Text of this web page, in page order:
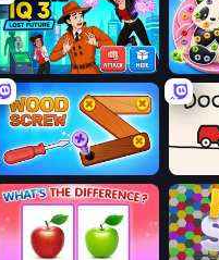
Detective IQ 3
Wood Screw: Bolts Puzzle